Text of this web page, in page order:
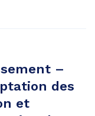
–
des
et